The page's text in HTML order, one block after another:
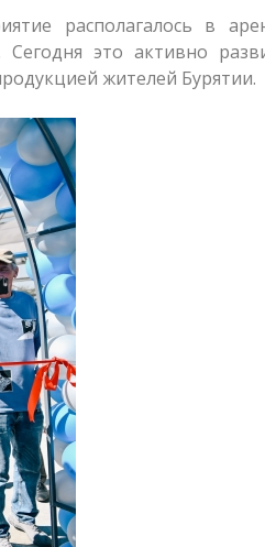
располагалось в
это активно
жителей Бурятии.